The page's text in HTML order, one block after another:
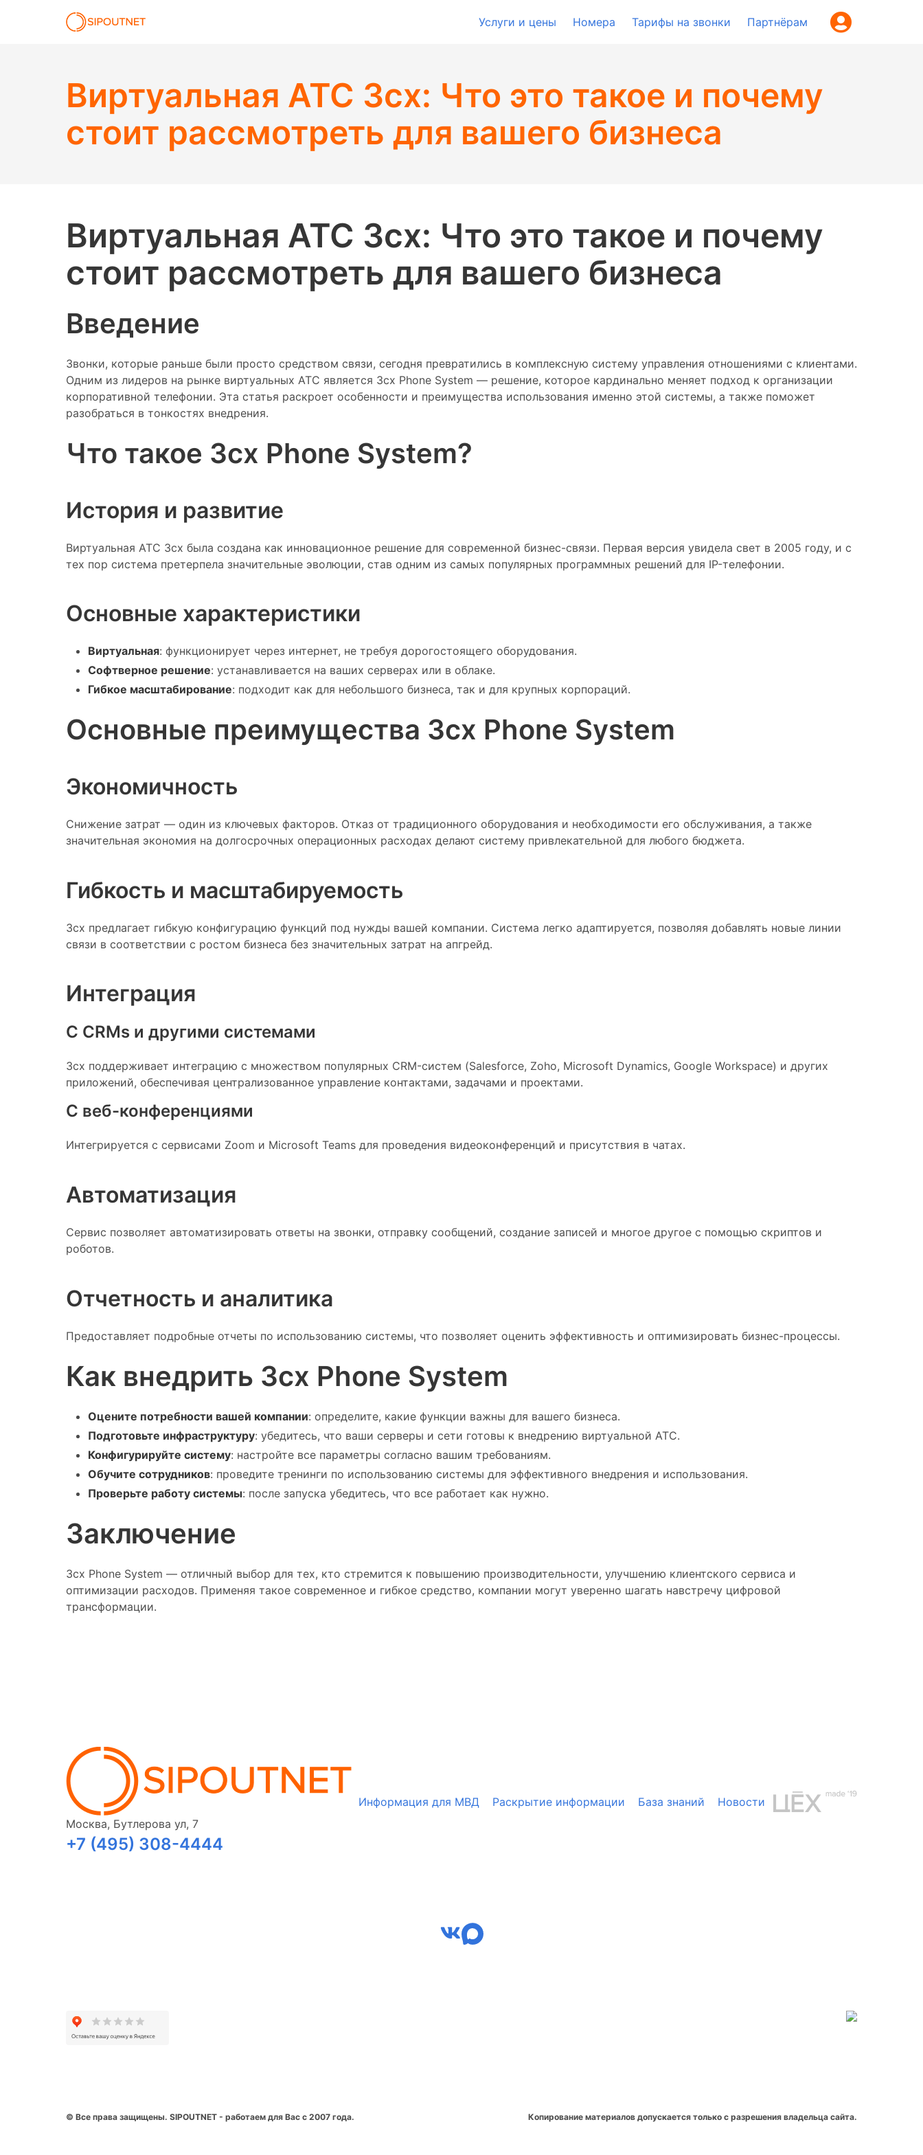
Услуги и цены Номера Тарифы на звонки Партнёрам
Виртуальная АТС 3cx: Что это такое и почему
стоит рассмотреть для вашего бизнеса
Виртуальная АТС 3cx: Что это такое и почему
стоит рассмотреть для вашего бизнеса
Введение
Звонки, которые раньше были просто средством связи, сегодня превратились в комплексную систему управления отношениями с клиентами.
Одним из лидеров на рынке виртуальных АТС является 3cx Phone System — решение, которое кардинально меняет подход к организации
корпоративной телефонии. Эта статья раскроет особенности и преимущества использования именно этой системы, а также поможет
разобраться в тонкостях внедрения.
Что такое 3cx Phone System?
История и развитие
Виртуальная АТС 3cx была создана как инновационное решение для современной бизнес-связи. Первая версия увидела свет в 2005 году, и с
тех пор система претерпела значительные эволюции, став одним из самых популярных программных решений для IP-телефонии.
Основные характеристики
Виртуальная: функционирует через интернет, не требуя дорогостоящего оборудования.
Софтверное решение: устанавливается на ваших серверах или в облаке.
Гибкое масштабирование: подходит как для небольшого бизнеса, так и для крупных корпораций.
Основные преимущества 3cx Phone System
Экономичность
Снижение затрат — один из ключевых факторов. Отказ от традиционного оборудования и необходимости его обслуживания, а также
значительная экономия на долгосрочных операционных расходах делают систему привлекательной для любого бюджета.
Гибкость и масштабируемость
3cx предлагает гибкую конфигурацию функций под нужды вашей компании. Система легко адаптируется, позволяя добавлять новые линии
связи в соответствии с ростом бизнеса без значительных затрат на апгрейд.
Интеграция
С CRMs и другими системами
3cx поддерживает интеграцию с множеством популярных CRM-систем (Salesforce, Zoho, Microsoft Dynamics, Google Workspace) и других
приложений, обеспечивая централизованное управление контактами, задачами и проектами.
С веб-конференциями
Интегрируется с сервисами Zoom и Microsoft Teams для проведения видеоконференций и присутствия в чатах.
Автоматизация
Сервис позволяет автоматизировать ответы на звонки, отправку сообщений, создание записей и многое другое с помощью скриптов и
роботов.
Отчетность и аналитика
Предоставляет подробные отчеты по использованию системы, что позволяет оценить эффективность и оптимизировать бизнес-процессы.
Как внедрить 3cx Phone System
Оцените потребности вашей компании: определите, какие функции важны для вашего бизнеса.
Подготовьте инфраструктуру: убедитесь, что ваши серверы и сети готовы к внедрению виртуальной АТС.
Конфигурируйте систему: настройте все параметры согласно вашим требованиям.
Обучите сотрудников: проведите тренинги по использованию системы для эффективного внедрения и использования.
Проверьте работу системы: после запуска убедитесь, что все работает как нужно.
Заключение
3cx Phone System — отличный выбор для тех, кто стремится к повышению производительности, улучшению клиентского сервиса и
оптимизации расходов. Применяя такое современное и гибкое средство, компании могут уверенно шагать навстречу цифровой
трансформации.
Москва, Бутлерова ул, 7
+7 (495) 308-4444
Информация для МВД Раскрытие информации База знаний Новости
© Все права защищены. SIPOUTNET - работаем для Вас с 2007 года. Копирование материалов допускается только с разрешения владельца сайта.